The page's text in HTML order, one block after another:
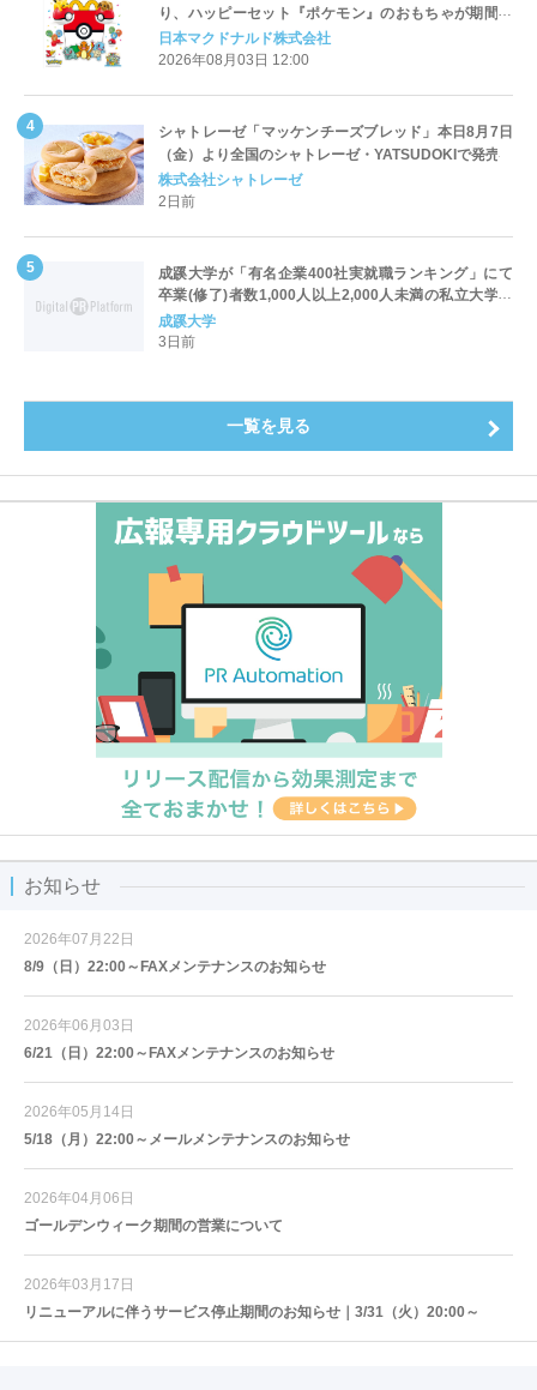
り、ハッピーセット『ポケモン』のおもちゃが期間限
定登場
日本マクドナルド株式会社
2026年08月03日 12:00
シャトレーゼ「マッケンチーズブレッド」本日8月7日
（金）より全国のシャトレーゼ・YATSUDOKIで発売
株式会社シャトレーゼ
2日前
成蹊大学が「有名企業400社実就職ランキング」にて
卒業(修了)者数1,000人以上2,000人未満の私立大学で
全国第1位を獲得！～実就職率は26.5%（前年比＋
4.3pt）に伸長、東京の私立大学でも10位にランクイン
成蹊大学
3日前
一覧を見る
お知らせ
2026年07月22日
8/9（日）22:00～FAXメンテナンスのお知らせ
2026年06月03日
6/21（日）22:00～FAXメンテナンスのお知らせ
2026年05月14日
5/18（月）22:00～メールメンテナンスのお知らせ
2026年04月06日
ゴールデンウィーク期間の営業について
2026年03月17日
リニューアルに伴うサービス停止期間のお知らせ｜3/31（火）20:00～